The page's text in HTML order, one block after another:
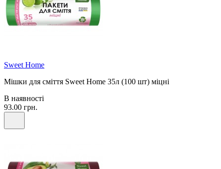
Sweet Home
Мішки для сміття Sweet Home 35л (100 шт) міцні
В наявності
93.00 грн.